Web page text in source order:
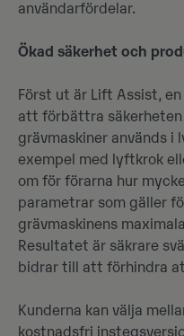
användarfördelar.
Ökad säkerhet och
Först ut är Lift Assist,
att förbättra
grävmaskiner används i
exempel med lyftkrok
om för förarna hur
parametrar som gäller
grävmaskinens
Resultatet är säkrare
bidrar till att förhindra
Kunderna kan välja
kostnadsfri